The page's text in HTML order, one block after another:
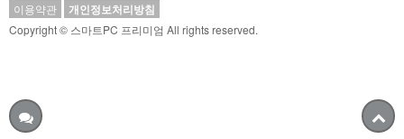
이용약관 개인정보처리방침
Copyright © 스마트PC 프리미엄 All rights reserved.